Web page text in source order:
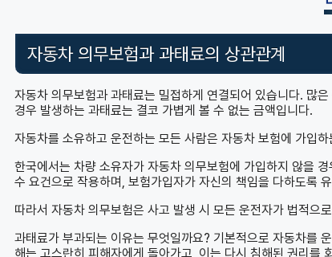
자동차 의무보험과 과태료의 상관관계
자동차 의무보험과 과태료는 밀접하게 연결되어 있습니다. 많
경우 발생하는 과태료는 결코 가볍게 볼 수 없는 금액입니다.
자동차를 소유하고 운전하는 모든 사람은 자동차 보험에 가입
한국에서는 차량 소유자가 자동차 의무보험에 가입하지 않을
수 요건으로 작용하며, 보험가입자가 자신의 책임을 다하도록
따라서 자동차 의무보험은 사고 발생 시 모든 운전자가 법적으
과태료가 부과되는 이유는 무엇일까요? 기본적으로 자동차를
해는 고스란히 피해자에게 돌아가고, 이는 다시 침해된 권리를